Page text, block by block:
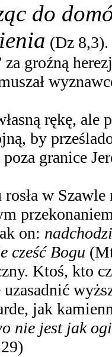
do
(Dz 8,3).
za groźną
rękę,
by
poza granice
w
on:
cześć Bogu
Ktoś, kto
jak
nie jest jak